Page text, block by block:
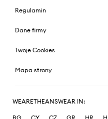
Regulamin
Dane firmy
Twoje Cookies
Mapa strony
WEARETHEANSWEAR IN: